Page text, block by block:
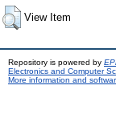
View Item
Repository is powered by
Electronics and Computer
More information and